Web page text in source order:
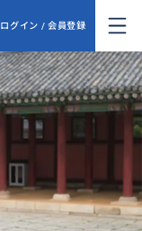
ログイン / 会員登録